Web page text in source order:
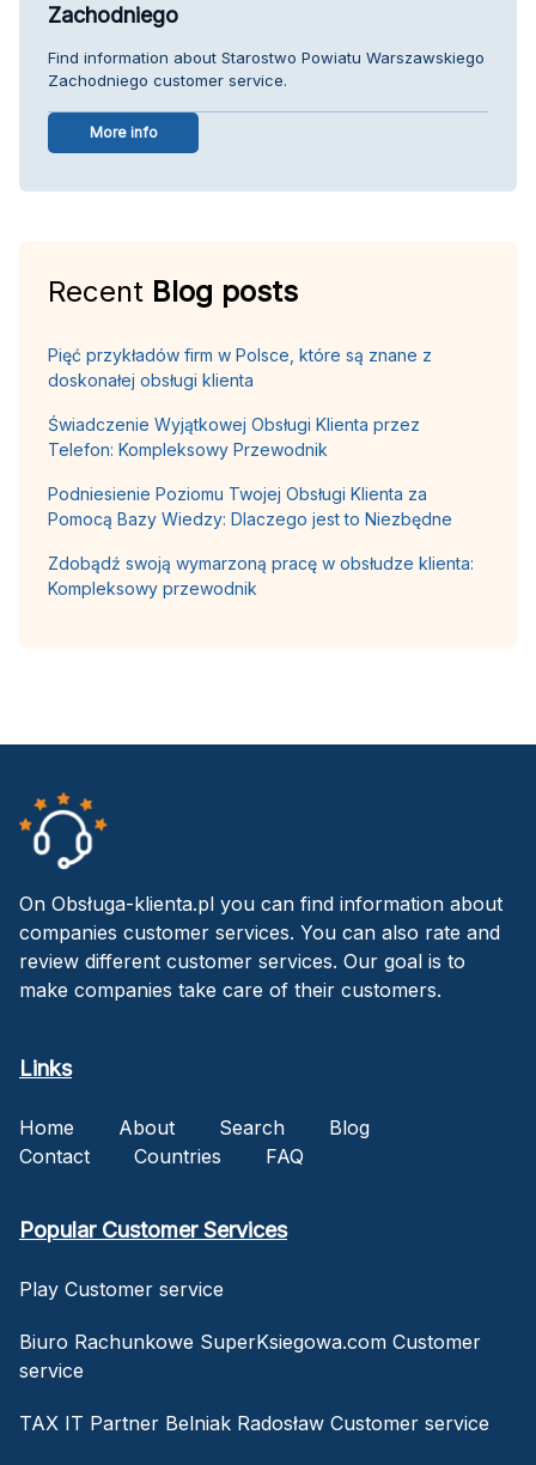
Zachodniego
Find information about Starostwo Powiatu Warszawskiego
Zachodniego customer service.
More info
Recent Blog posts
Pięć przykładów firm w Polsce, które są znane z
doskonałej obsługi klienta
Świadczenie Wyjątkowej Obsługi Klienta przez
Telefon: Kompleksowy Przewodnik
Podniesienie Poziomu Twojej Obsługi Klienta za
Pomocą Bazy Wiedzy: Dlaczego jest to Niezbędne
Zdobądź swoją wymarzoną pracę w obsłudze klienta:
Kompleksowy przewodnik
On Obsługa-klienta.pl you can find information about
companies customer services. You can also rate and
review different customer services. Our goal is to
make companies take care of their customers.
Links
Home About Search
Blog
Contact
Countries FAQ
Popular Customer Services
Play Customer service
Biuro Rachunkowe SuperKsiegowa.com Customer
service
TAX IT Partner Belniak Radosław Customer service